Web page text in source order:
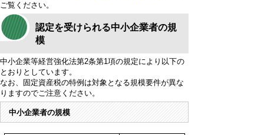
ご覧ください。
認定を受けられる中小企業者の規
模
中小企業等経営強化法第2条第1項の規定により以下の
とおりとしています。
なお、固定資産税の特例は対象となる規模要件が異な
りますのでご注意ください。
中小企業者の規模